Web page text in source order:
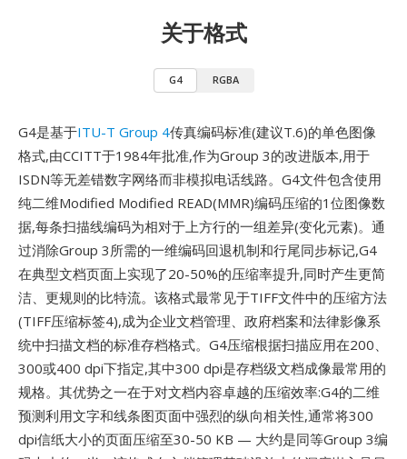
关于格式
G4 RGBA
G4是基于ITU-T Group 4传真编码标准(建议T.6)的单色图像
格式,由CCITT于1984年批准,作为Group 3的改进版本,用于
ISDN等无差错数字网络而非模拟电话线路。G4文件包含使用
纯二维Modified Modified READ(MMR)编码压缩的1位图像数
据,每条扫描线编码为相对于上方行的一组差异(变化元素)。通
过消除Group 3所需的一维编码回退机制和行尾同步标记,G4
在典型文档页面上实现了20-50%的压缩率提升,同时产生更简
洁、更规则的比特流。该格式最常见于TIFF文件中的压缩方法
(TIFF压缩标签4),成为企业文档管理、政府档案和法律影像系
统中扫描文档的标准存档格式。G4压缩根据扫描应用在200、
300或400 dpi下指定,其中300 dpi是存档级文档成像最常用的
规格。其优势之一在于对文档内容卓越的压缩效率:G4的二维
预测利用文字和线条图页面中强烈的纵向相关性,通常将300
dpi信纸大小的页面压缩至30-50 KB — 大约是同等Group 3编